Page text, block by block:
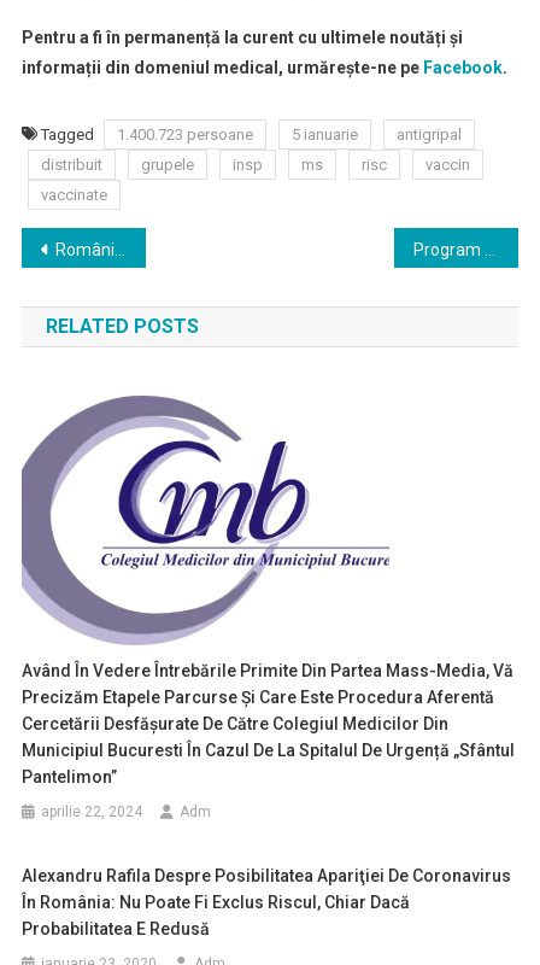
Pentru a fi în permanență la curent cu ultimele noutăți și
informații din domeniul medical, urmărește-ne pe Facebook.
Tagged 1.400.723 persoane 5 ianuarie
antigripal
distribuit
grupele insp ms risc
vaccin
vaccinate
Navigare
în
articole
România este codaşă în UE la screening-ul pentru cancerul mamar
RELATED POSTS
Având În Vedere Întrebările Primite Din Partea Mass-Media, Vă
Precizăm Etapele Parcurse Și Care Este Procedura Aferentă
Cercetării Desfășurate De Către Colegiul Medicilor Din
Municipiul Bucuresti În Cazul De La Spitalul De Urgență „Sfântul
Pantelimon”
aprilie 22, 2024 Adm
Alexandru Rafila Despre Posibilitatea Apariţiei De Coronavirus
În România: Nu Poate Fi Exclus Riscul, Chiar Dacă
Probabilitatea E Redusă